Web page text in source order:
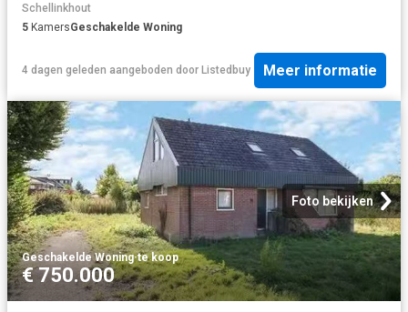
Schellinkhout
5 KamersGeschakelde Woning
4 dagen geleden aangeboden door Listedbuy Meer informatie
Foto bekijken
Geschakelde Woning·te koop
€ 750.000